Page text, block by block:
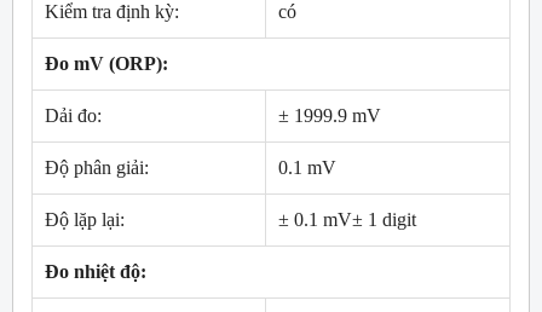
Kiểm tra định kỳ: có
Đo mV (ORP):
Dải đo: ± 1999.9 mV
Độ phân giải: 0.1 mV
Độ lặp lại: ± 0.1 mV± 1 digit
Đo nhiệt độ: